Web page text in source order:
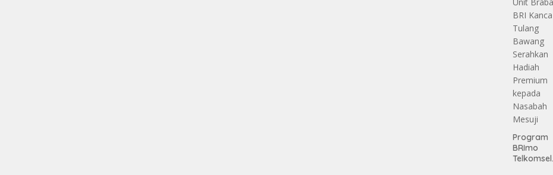
Program
BRImo
Telkomsel